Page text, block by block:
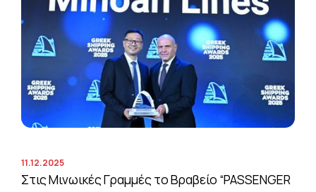
11.12.2025
Στις Μινωικές Γραμμές το Βραβείο “PASSENGER